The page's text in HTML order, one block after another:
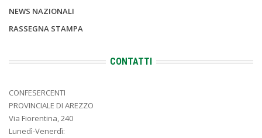
NEWS NAZIONALI
RASSEGNA STAMPA
CONTATTI
CONFESERCENTI
PROVINCIALE DI AREZZO
Via Fiorentina, 240
Lunedì-Venerdì: